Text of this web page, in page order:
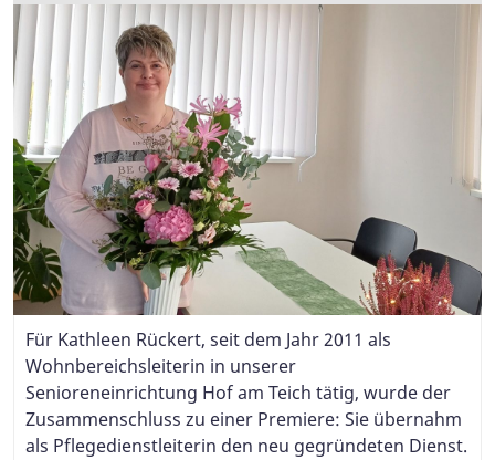
Für Kathleen Rückert, seit dem Jahr 2011 als
Wohnbereichsleiterin in unserer
Senioreneinrichtung Hof am Teich tätig, wurde der
Zusammenschluss zu einer Premiere: Sie übernahm
als Pflegedienstleiterin den neu gegründeten Dienst.
In den zurückliegenden fünf Jahren sind die
Mitarbeiterinnen unseres Ambulanten
Pflegedienstes zu einem tollen Team
zusammengewachsen.
Foto: ASB RV Barnim e.V.